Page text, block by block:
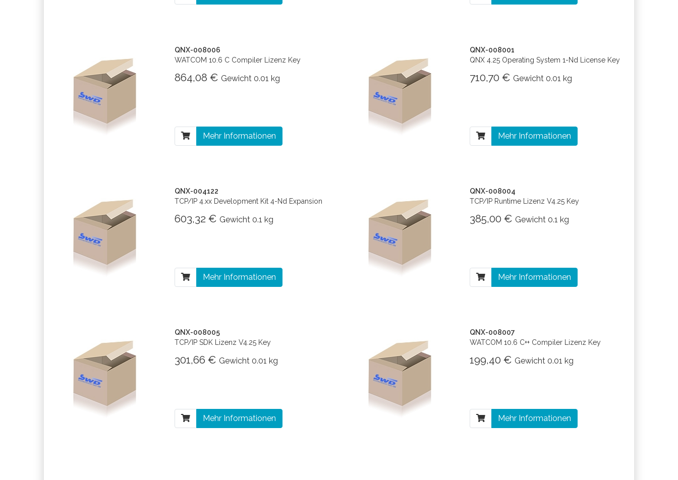
QNX-008006
WATCOM 10.6 C Compiler Lizenz Key
864,08 € Gewicht 0.01 kg
Mehr Informationen
QNX-008001
QNX 4.25 Operating System 1-Nd License Key
710,70 € Gewicht 0.01 kg
Mehr Informationen
QNX-004122
TCP/IP 4.xx Development Kit 4-Nd Expansion
603,32 € Gewicht 0.1 kg
Mehr Informationen
QNX-008004
TCP/IP Runtime Lizenz V4.25 Key
385,00 € Gewicht 0.1 kg
Mehr Informationen
QNX-008005
TCP/IP SDK Lizenz V4.25 Key
301,66 € Gewicht 0.01 kg
Mehr Informationen
QNX-008007
WATCOM 10.6 C++ Compiler Lizenz Key
199,40 € Gewicht 0.01 kg
Mehr Informationen